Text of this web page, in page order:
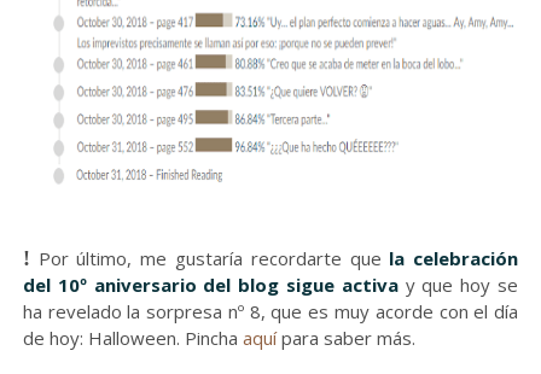
! Por último, me gustaría recordarte que la celebración
del 10º aniversario del blog sigue activay que hoy se
ha revelado la sorpresa nº 8, que es muy acorde con el día
de hoy: Halloween. Pincha aquípara saber más.